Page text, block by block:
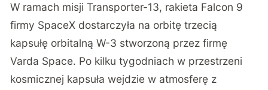
W ramach misji Transporter-13, rakieta Falcon 9
firmy SpaceX dostarczyła na orbitę trzecią
kapsułę orbitalną W-3 stworzoną przez firmę
Varda Space. Po kilku tygodniach w przestrzeni
kosmicznej kapsuła wejdzie w atmosferę z